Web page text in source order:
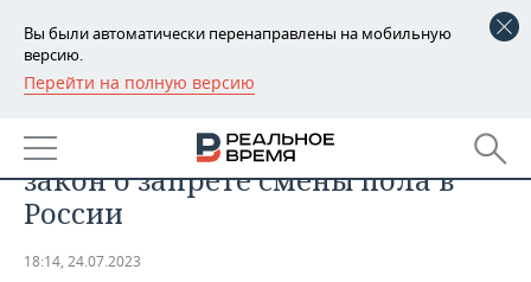
Вы были автоматически перенаправлены на мобильную
версию.
Перейти на полную версию
РЕГИОНЫ
БАШКОРТОСТАН
ТАТАРСТАН
НОВОСТИ
АНАЛИТИКА
Владимир Путин подписал
закон о запрете смены пола в
России
18:14, 24.07.2023